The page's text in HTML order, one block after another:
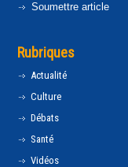
Soumettre article
Rubriques
Actualité
Culture
Débats
Santé
Vidéos